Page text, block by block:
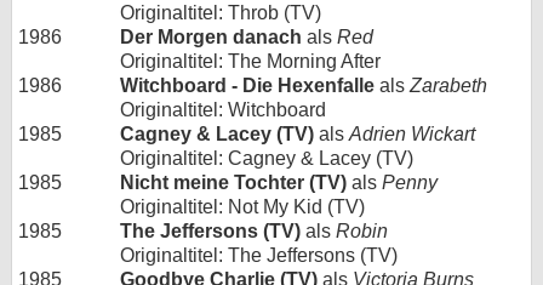
Originaltitel: Throb (TV)
1986
Der Morgen danach als Red
Originaltitel: The Morning After
1986
Witchboard - Die Hexenfalle als Zarabeth
Originaltitel: Witchboard
1985
Cagney & Lacey (TV) als Adrien Wickart
Originaltitel: Cagney & Lacey (TV)
1985
Nicht meine Tochter (TV) als Penny
Originaltitel: Not My Kid (TV)
1985
The Jeffersons (TV) als Robin
Originaltitel: The Jeffersons (TV)
1985
Goodbye Charlie (TV) als Victoria Burns